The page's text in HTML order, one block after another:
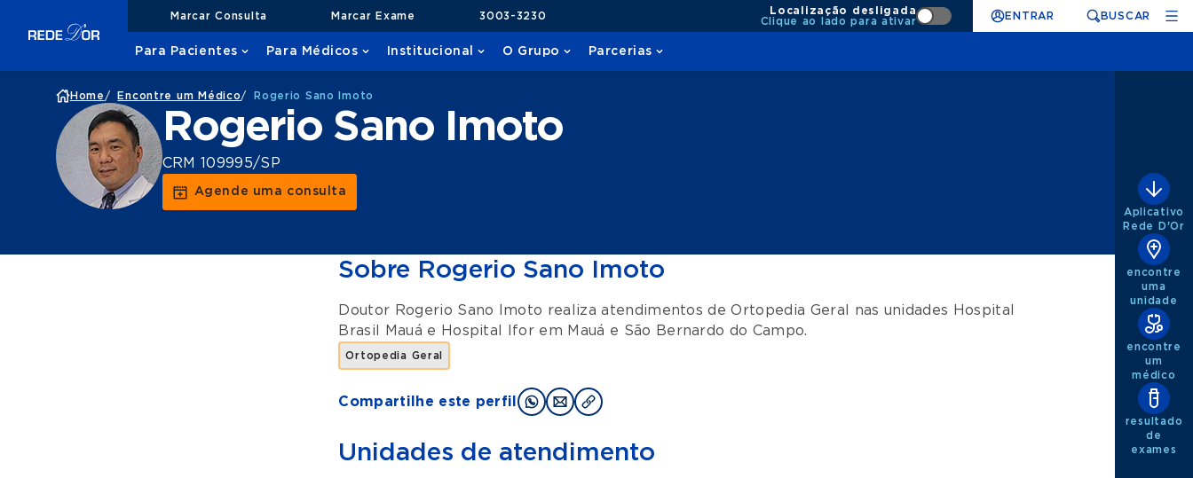
Marcar Consulta Marcar Exame 3003-3230
Localização desligada
Clique ao lado para ativar
ENTRAR BUSCAR
Para Pacientes Para Médicos Institucional O Grupo Parcerias
Home / Encontre um Médico/ Rogerio Sano Imoto
Rogerio Sano Imoto
CRM 109995/SP
Agende uma consulta
Sobre Rogerio Sano Imoto
Doutor Rogerio Sano Imoto realiza atendimentos deOrtopedia Geral nas unidades
Hospital
Brasil Mauá e Hospital Ifor em Mauá e São Bernardo do Campo.
Ortopedia Geral
Compartilhe este perfil
Unidades de atendimento
Aplicativo
Rede D'Or
encontre
uma
unidade
encontre
um
médico
resultado
de
exames